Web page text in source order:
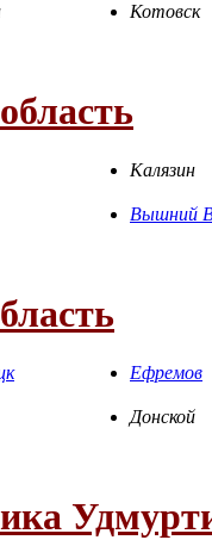
Котовск
Калязин
Вышний
Ефремов
Донской